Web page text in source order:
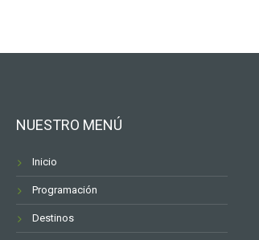
NUESTRO MENÚ
Inicio
Programación
Destinos